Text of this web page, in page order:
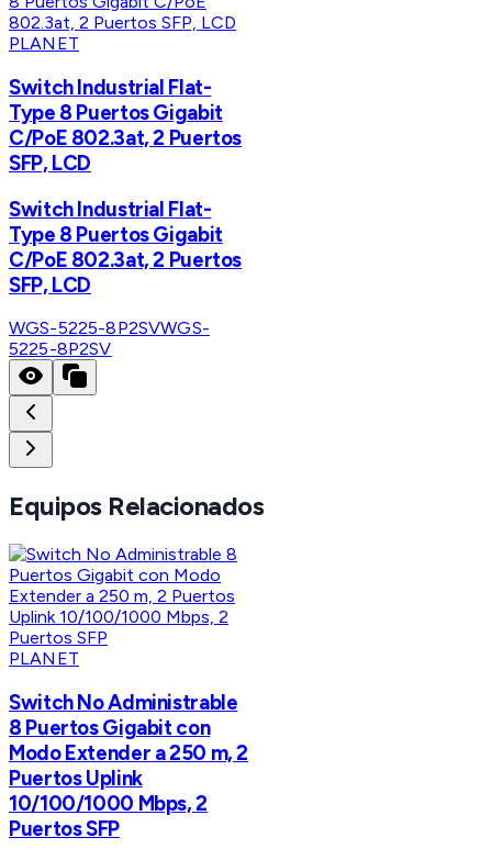
PLANET
Switch Industrial Flat-
Type 8 Puertos Gigabit
C/PoE 802.3at, 2 Puertos
SFP, LCD
Switch Industrial Flat-
Type 8 Puertos Gigabit
C/PoE 802.3at, 2 Puertos
SFP, LCD
WGS-5225-8P2SVWGS-
5225-8P2SV
Equipos Relacionados
PLANET
Switch No Administrable
8 Puertos Gigabit con
Modo Extender a 250 m, 2
Puertos Uplink
10/100/1000 Mbps, 2
Puertos SFP